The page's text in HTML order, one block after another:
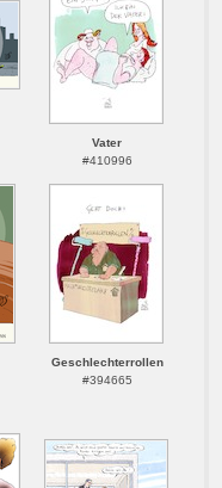
Vater
#410996
Geschlechterrollen
#394665